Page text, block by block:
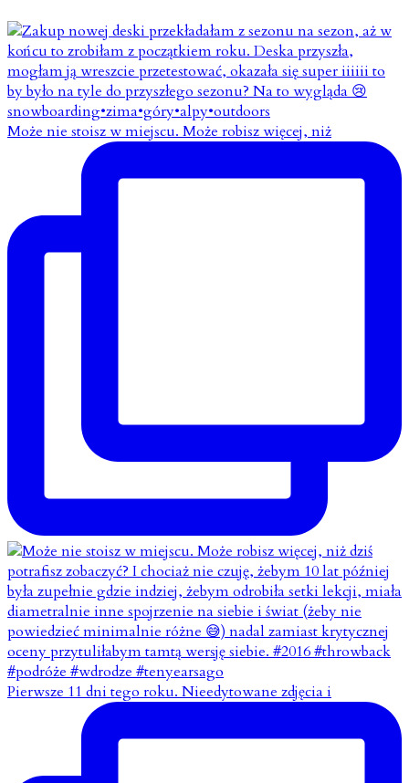
Może nie stoisz w miejscu. Może robisz więcej, niż
Pierwsze 11 dni tego roku. Nieedytowane zdjęcia i